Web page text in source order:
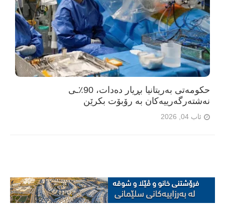
حکومەتی بەریتانیا بڕیار دەدات، 90٪ـی
نەشتەرگەرییەکان بە رۆبۆت بکرێن
ئاب 04, 2026